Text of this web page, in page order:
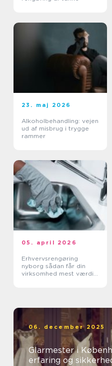
23. maj 2026
Alkoholbehandling: vejen
ud af misbrug i trygge
rammer
05. april 2026
Erhvervsrengøring
nyborg sådan får din
virksomhed mest værdi
06. december 2025
Glarmester i
erfaring og